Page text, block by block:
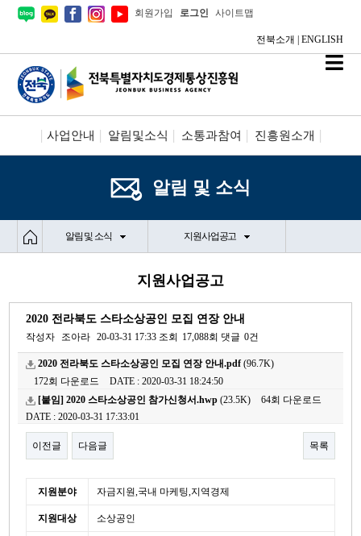
회원가입 로그인 사이트맵
전북소개 ENGLISH
사업안내 알림및소식 소통과참여 진흥원소개
알림 및 소식
알림 및 소식 지원사업공고
지원사업공고
2020 전라북도 스타소상공인 모집 연장 안내
작성자 조아라 20-03-31 17:33 조회 17,088회 댓글 0건
2020 전라북도 스타소상공인 모집 연장 안내.pdf(96.7K)
172회 다운로드
DATE : 2020-03-31 18:24:50
[붙임] 2020 스타소상공인 참가신청서.hwp (23.5K)
64회 다운로드
DATE : 2020-03-31 17:33:01
이전글 다음글 목록
본문
지원분야 자금지원,국내 마케팅,지역경제
지원대상 소상공인